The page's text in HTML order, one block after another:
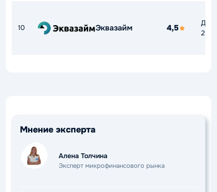
10 Эквазайм 4,5
До
Мнение эксперта
Алена Толчина
Эксперт микрофинансового рынка